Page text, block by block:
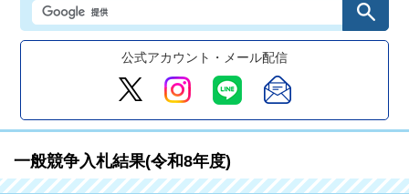
公式アカウント・メール配信
一般競争入札結果(令和8年度)